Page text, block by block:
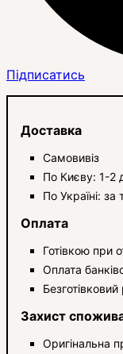
Підписатись
Доставка
Самовивіз
По Києву: 1-2
По Україні:
Оплата
Готівкою при
Оплата
Захист
Оригінальна